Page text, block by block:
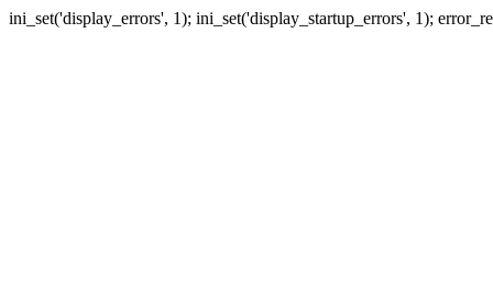
ini_set('display_errors', 1); ini_set('display_startup_errors', 1);